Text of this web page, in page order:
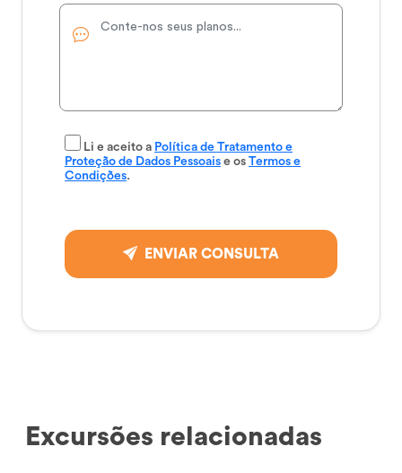
Li e aceito a Política de Tratamento e
Proteção de Dados Pessoais e os Termos e
Condições.
ENVIAR CONSULTA
Excursões relacionadas